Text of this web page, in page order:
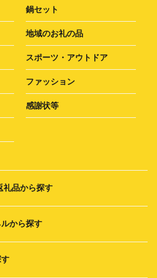
鍋セット
地域のお礼の品
スポーツ・アウトドア
ファッション
感謝状等
礼品から探す
から探す